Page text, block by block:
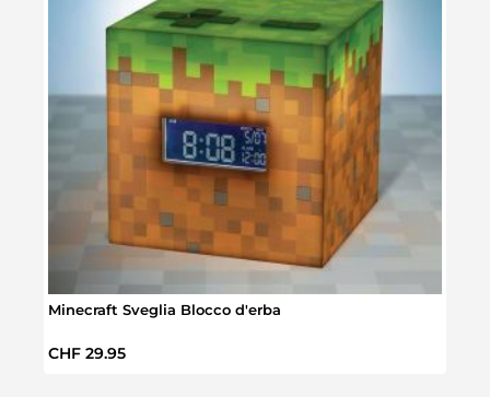
Minecraft Sveglia Blocco d'erba
Prezzo normale:
CHF 29.95